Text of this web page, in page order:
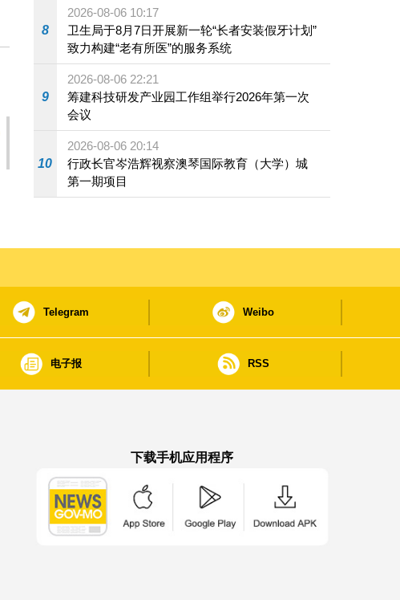
8
2026-08-06 10:17
卫生局于8月7日开展新一轮“长者安装假牙计划”
致力构建“老有所医”的服务系统
9
2026-08-06 22:21
筹建科技研发产业园工作组举行2026年第一次
会议
10
2026-08-06 20:14
行政长官岑浩辉视察澳琴国际教育（大学）城
第一期项目
Telegram Weibo
电子报 RSS
下载手机应用程序